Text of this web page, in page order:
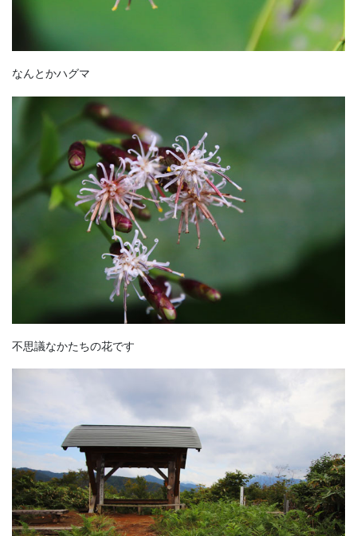
なんとかハグマ
不思議なかたちの花です